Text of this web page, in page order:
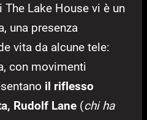
Lake House vi è un
una presenza
vita da alcune tele:
con movimenti
il riflesso
Rudolf Lane (chi ha